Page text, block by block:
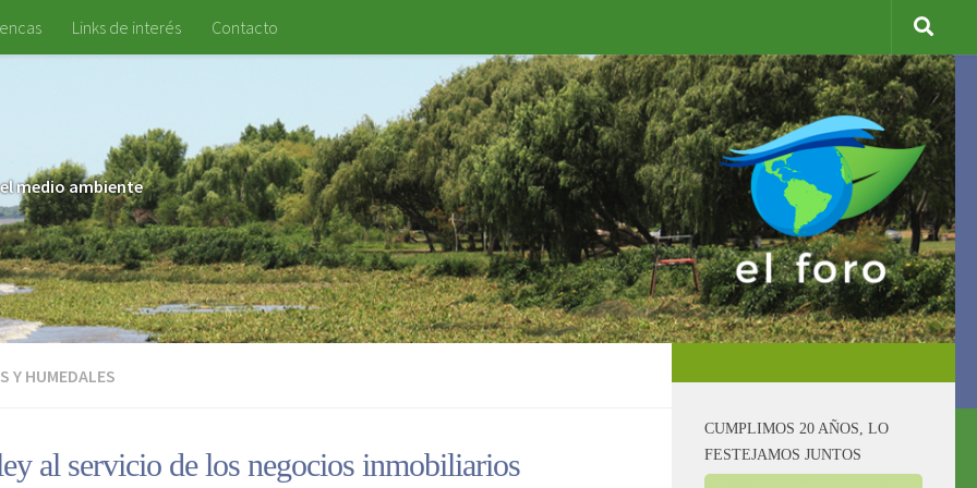
Links de interés Contacto
medio ambiente
Y HUMEDALES
al servicio de los negocios inmobiliarios
CUMPLIMOS 20 AÑOS, LO
FESTEJAMOS JUNTOS